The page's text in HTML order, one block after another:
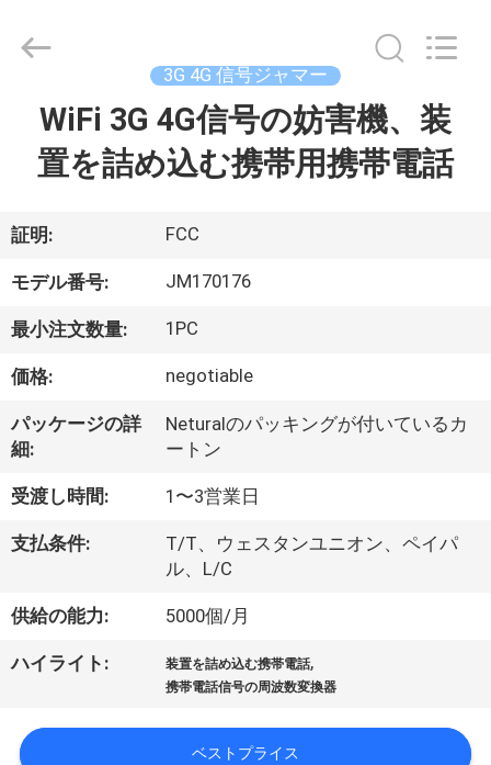
品
私
た
に
つ
い
工
見
2022
Reserved.
3G 4G 信号ジャマー
WiFi 3G 4G信号の妨害機、装
置を詰め込む携帯用携帯電話
証明: FCC
モデル番号: JM170176
最小注文数量: 1PC
価格: negotiable
パッケージの詳
細:
Neturalのパッキングが付いているカ
ートン
受渡し時間: 1〜3営業日
支払条件:
T/T、ウェスタンユニオン、ペイパ
ル、L/C
供給の能力: 5000個/月
ハイライト: 装置を詰め込む携帯電話,
携帯電話信号の周波数変換器
ベストプライス